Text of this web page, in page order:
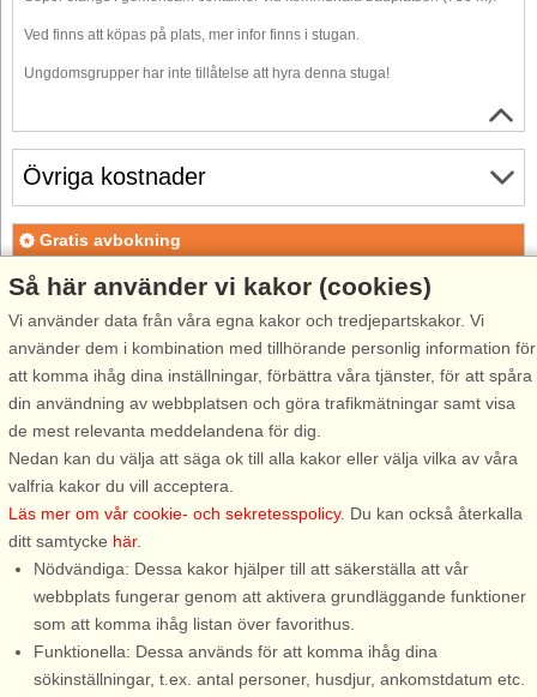
Ved finns att köpas på plats, mer infor finns i stugan.
Ungdomsgrupper har inte tillåtelse att hyra denna stuga!
Om området
Info och öppettider
Innan semestern
Övriga kostnader
Gratis avbokning
ankomster under perioden 25/7-2026 till 1/1-2027
Gratis avbokning fram till 35 dagar före ankomst. Gäller för
ankomster under perioden 2/1 till 31/12-2027
Se villkor här
Topp-attraktioner i området
Så här använder vi kakor (cookies)
Vi använder data från våra egna kakor och tredjepartskakor. Vi
använder dem i kombination med tillhörande personlig information för
att komma ihåg dina inställningar, förbättra våra tjänster, för att spåra
din användning av webbplatsen och göra trafikmätningar samt visa
de mest relevanta meddelandena för dig.
Nedan kan du välja att säga ok till alla kakor eller välja vilka av våra
valfria kakor du vill acceptera.
Läs mer om vår cookie- och sekretesspolicy. Du kan också återkalla
ditt samtycke här.
Nödvändiga: Dessa kakor hjälper till att säkerställa att vår
webbplats fungerar genom att aktivera grundläggande funktioner
som att komma ihåg listan över favorithus.
Funktionella: Dessa används för att komma ihåg dina
sökinställningar, t.ex. antal personer, husdjur, ankomstdatum etc.